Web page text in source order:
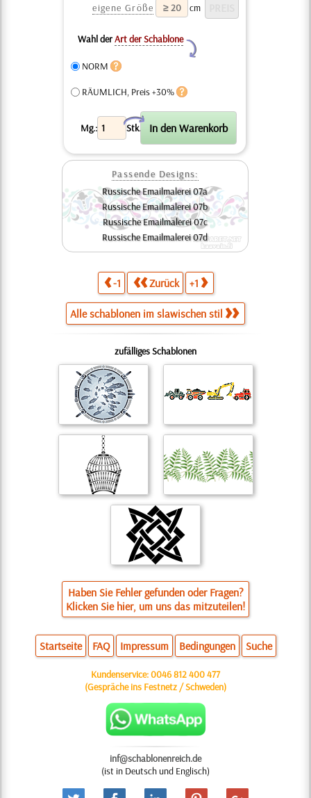
eigene Größe
cm
Wahl derArt der Schablone
Y
NORM
RÄUMLICH, Preis +30%
Mg.: Stk.
X
Passende Designs:
Russische Emailmalerei 07a
Russische Emailmalerei 07b
Russische Emailmalerei 07c
Russische Emailmalerei 07d
-1 Zurück +1
Alle schablonen im slawischen stil
zufälliges Schablonen
Haben Sie Fehler gefunden oder Fragen?
Klicken Sie hier, um uns das mitzuteilen!
Startseite FAQ Impressum Bedingungen Suche
Kundenservice:0046 812 400 477
(Gespräche ins Festnetz / Schweden)
inf@schablonenreich.de
(ist in Deutsch und Englisch)